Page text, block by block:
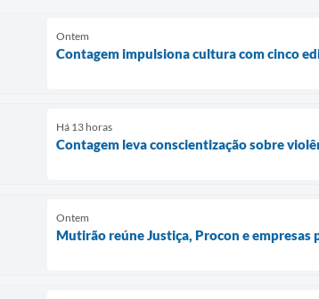
Ontem
Contagem impulsiona cultura com cinco
Há 13 horas
Contagem leva conscientização sobre
Ontem
Mutirão reúne Justiça, Procon e